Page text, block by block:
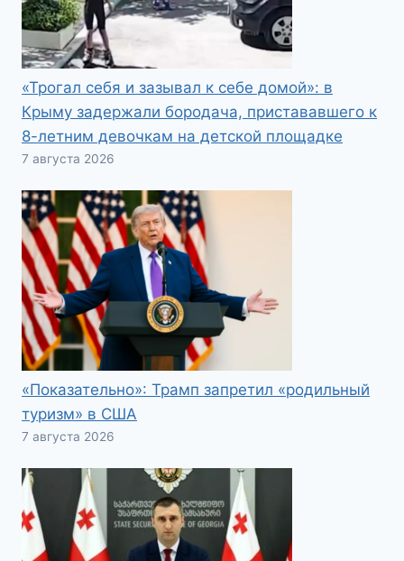
«Трогал себя и зазывал к себе домой»: в
Крыму задержали бородача, пристававшего к
8-летним девочкам на детской площадке
7 августа 2026
«Показательно»: Трамп запретил «родильный
туризм» в США
7 августа 2026